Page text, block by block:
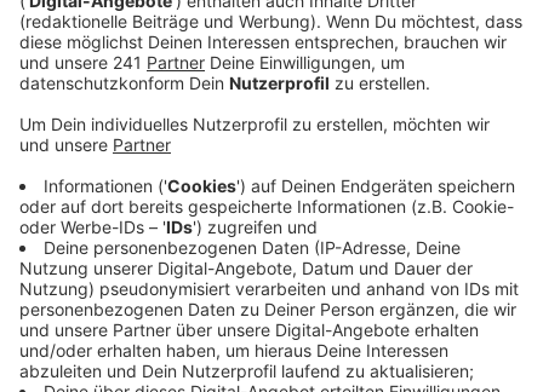
Erst ein kleines Dorf am Niederrhein, dann die
mit Gegensätzen aus und mit einem steinigen Weg
Erinnerungssong", hat er uns im Interview erzählt. "Egal
wie schlimm es läuft, es geht bei den meisten Sachen
irgendwann wieder weg". So eine schöne Botschaft
haben wir uns neu in den besten Mix geholt.
Anzeige